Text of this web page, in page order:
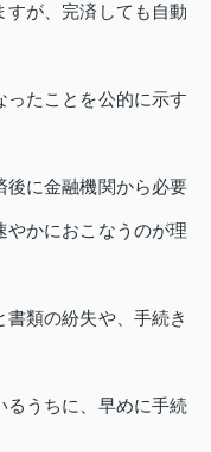
すが、完済しても自動
ったことを公的に示す
後に金融機関から必要
やかにおこなうのが理
類の紛失や、手続き
るうちに、早めに手続